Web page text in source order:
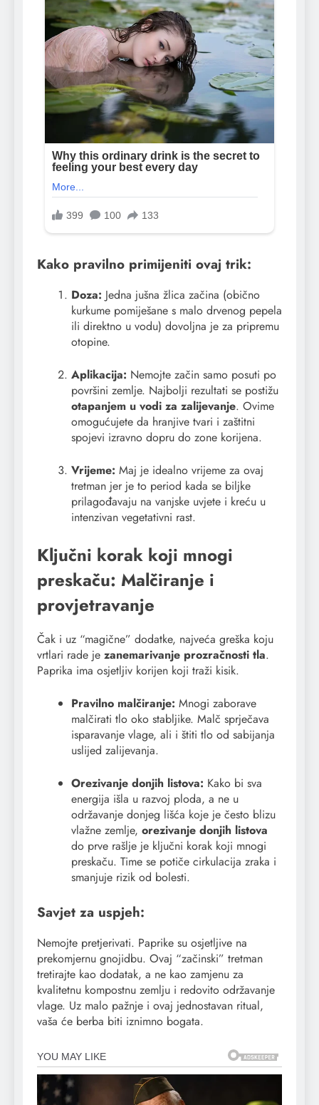
Kako pravilno primijeniti ovaj trik:
Doza: Jedna jušna žlica začina (obično
kurkume pomiješane s malo drvenog pepela
ili direktno u vodu) dovoljna je za pripremu
otopine.
Aplikacija: Nemojte začin samo posuti po
površini zemlje. Najbolji rezultati se postižu
otapanjem u vodi za zalijevanje. Ovime
omogućujete da hranjive tvari i zaštitni
spojevi izravno dopru do zone korijena.
Vrijeme: Maj je idealno vrijeme za ovaj
tretman jer je to period kada se biljke
prilagođavaju na vanjske uvjete i kreću u
intenzivan vegetativni rast.
Ključni korak koji mnogi
preskaču: Malčiranje i
provjetravanje
Čak i uz “magične” dodatke, najveća greška koju
vrtlari rade je zanemarivanje prozračnosti tla.
Paprika ima osjetljiv korijen koji traži kisik.
Pravilno malčiranje: Mnogi zaborave
malčirati tlo oko stabljike. Malč sprječava
isparavanje vlage, ali i štiti tlo od sabijanja
uslijed zalijevanja.
Orezivanje donjih listova: Kako bi sva
energija išla u razvoj ploda, a ne u
održavanje donjeg lišća koje je često blizu
vlažne zemlje, orezivanje donjih listova
do prve rašlje je ključni korak koji mnogi
preskaču. Time se potiče cirkulacija zraka i
smanjuje rizik od bolesti.
Savjet za uspjeh:
Nemojte pretjerivati. Paprike su osjetljive na
prekomjernu gnojidbu. Ovaj “začinski” tretman
tretirajte kao dodatak, a ne kao zamjenu za
kvalitetnu kompostnu zemlju i redovito održavanje
vlage. Uz malo pažnje i ovaj jednostavan ritual,
vaša će berba biti iznimno bogata.